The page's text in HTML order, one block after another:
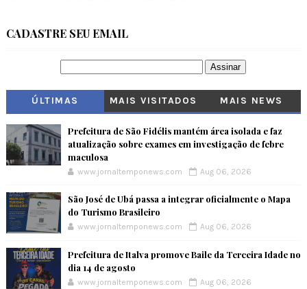
CADASTRE SEU EMAIL
ÚLTIMAS MAIS VISITADOS MAIS NEWS
Prefeitura de São Fidélis mantém área isolada e faz
atualização sobre exames em investigação de febre
maculosa
www.jornaltemponews.com Aug 06, 2026
São José de Ubá passa a integrar oficialmente o Mapa
do Turismo Brasileiro
www.jornaltemponews.com Aug 06, 2026
Prefeitura de Italva promove Baile da Terceira Idade no
dia 14 de agosto
www.jornaltemponews.com Aug 06, 2026